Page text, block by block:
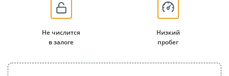
Не числится
в залоге
Низкий
пробег